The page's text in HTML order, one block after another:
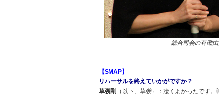
総合司会の有働
【SMAP】
リハーサルを終えていかがですか？
草彅剛
（以下、草彅）：凄くよかったです